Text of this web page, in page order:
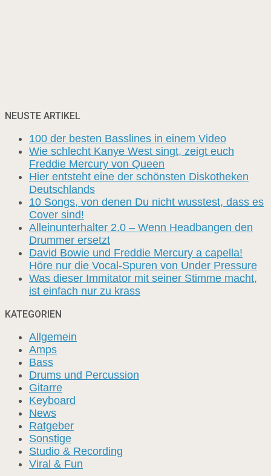
NEUSTE ARTIKEL
100 der besten Basslines in einem Video
Wie schlecht Kanye West singt, zeigt euch
Freddie Mercury von Queen
Hier entsteht eine der schönsten Diskotheken
Deutschlands
10 Songs, von denen Du nicht wusstest, dass es
Cover sind!
Alleinunterhalter 2.0 – Wenn Headbangen den
Drummer ersetzt
David Bowie und Freddie Mercury a capella!
Höre nur die Vocal-Spuren von Under Pressure
Was dieser Immitator mit seiner Stimme macht,
ist einfach nur zu krass
KATEGORIEN
Allgemein
Amps
Bass
Drums und Percussion
Gitarre
Keyboard
News
Ratgeber
Sonstige
Studio & Recording
Viral & Fun